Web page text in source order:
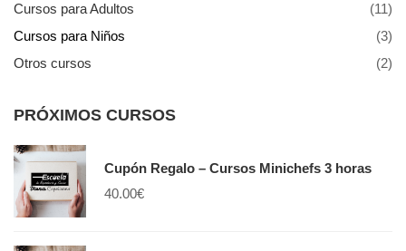
Cursos para Adultos
(11)
Cursos para Niños
(3)
Otros cursos
(2)
PRÓXIMOS CURSOS
Cupón Regalo – Cursos Minichefs 3 horas
40.00€